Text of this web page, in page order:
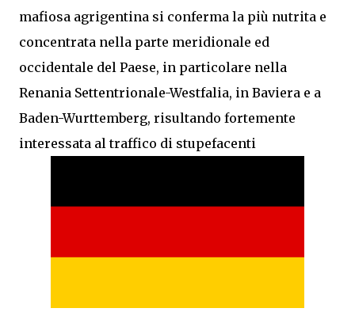
mafiosa agrigentina si conferma la più nutrita e
concentrata nella parte meridionale ed
occidentale del Paese, in particolare nella
Renania Settentrionale-Westfalia, in Baviera e a
Baden-Wurttemberg, risultando fortemente
interessata al traffico di stupefacenti